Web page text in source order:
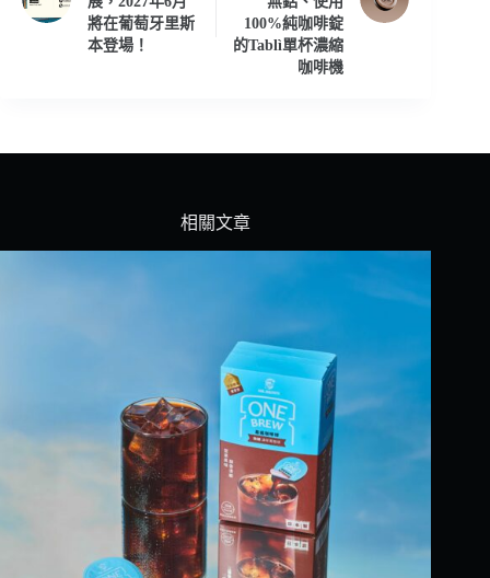
將在葡萄牙里斯
本登場！
100%純咖啡錠
的Tablì單杯濃縮
咖啡機
相關文章